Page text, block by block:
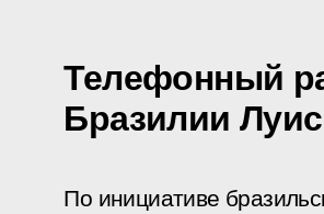
Телефонный
Бразилии
По инициативе